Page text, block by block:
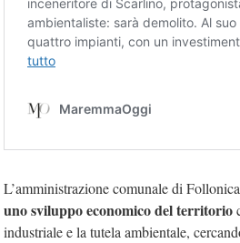
L’amministrazione comunale di Follonica
uno sviluppo economico del territorio
industriale e la tutela ambientale,